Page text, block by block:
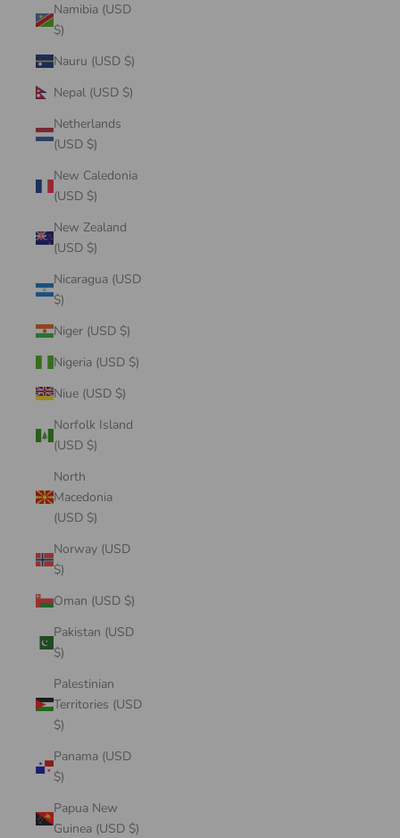
Namibia (USD
$)
Nauru (USD $)
Nepal (USD $)
Netherlands
(USD $)
New Caledonia
(USD $)
New Zealand
(USD $)
Nicaragua (USD
$)
Niger (USD $)
Nigeria (USD $)
Niue (USD $)
Norfolk Island
(USD $)
North
Macedonia
(USD $)
Norway (USD
$)
Oman (USD $)
Pakistan (USD
$)
Palestinian
Territories (USD
$)
Panama (USD
$)
Papua New
Guinea (USD $)